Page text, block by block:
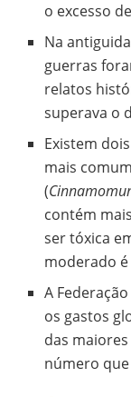
o excesso
Na
guerras
relatos
superava o
Existem
mais
(
contém
ser tóxica
moderado é
A
os gastos
das
número